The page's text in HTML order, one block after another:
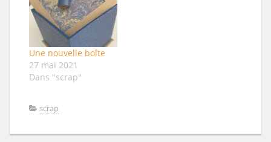
Une nouvelle boîte
27 mai 2021
Dans "scrap"
scrap